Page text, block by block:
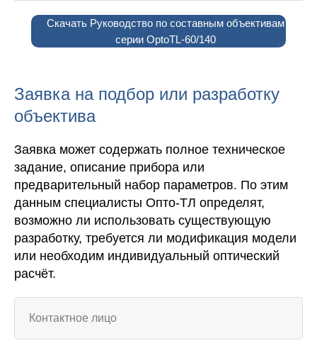
Скачать Руководство по составным объективам
серии OptoTL-60/140
Заявка на подбор или разработку
объектива
Заявка может содержать полное техническое
задание, описание прибора или
предварительный набор параметров. По этим
данным специалисты Опто-ТЛ определят,
возможно ли использовать существующую
разработку, требуется ли модификация модели
или необходим индивидуальный оптический
расчёт.